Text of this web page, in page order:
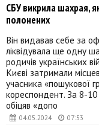
04.05.2024 07:53
СБУ викрила шахрая,
полонених
Він видавав себе за
ліквідувала ще одну
родичів українських
Києві затримали
учасника «пошукової
кореспондент. За 8-
обіцяв «допо